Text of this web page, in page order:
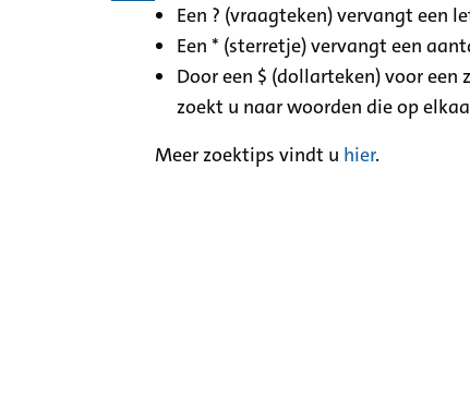
Een ? (vraagteken) vervangt een
Een * (sterretje) vervangt een
Door een $ (dollarteken) voor een
zoekt u naar woorden die op
Meer zoektips vindt u hier.